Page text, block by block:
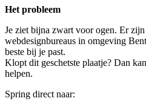
Het probleem
Je ziet bijna zwart voor ogen. Er
webdesignbureaus in omgeving
beste bij je past.
Klopt dit geschetste plaatje? Dan
helpen.
Spring direct naar: